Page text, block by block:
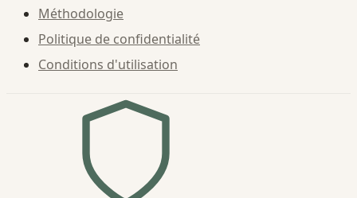
Méthodologie
Politique de confidentialité
Conditions d'utilisation